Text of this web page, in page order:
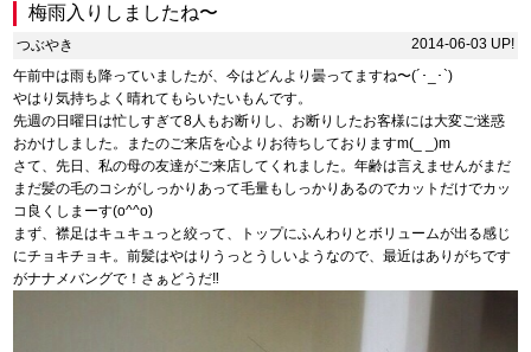
梅雨入りしましたね〜
つぶやき
2014-06-03 UP!
午前中は雨も降っていましたが、今はどんより曇ってますね〜(´･_･`)
やはり気持ちよく晴れてもらいたいもんです。
先週の日曜日は忙しすぎて8人もお断りし、お断りしたお客様には大変ご迷惑
おかけしました。またのご来店を心よりお待ちしておりますm(_ _)m
さて、先日、私の母の友達がご来店してくれました。年齢は言えませんがまだ
まだ髪の毛のコシがしっかりあって毛量もしっかりあるのでカットだけでカッ
コ良くしまーす(o^^o)
まず、襟足はキュキュっと絞って、トップにふんわりとボリュームが出る感じ
にチョキチョキ。前髪はやはりうっとうしいようなので、最近はありがちです
がナナメバングで！さぁどうだ‼︎